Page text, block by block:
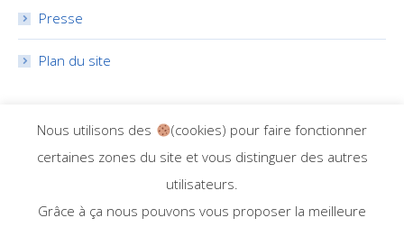
Presse
Plan du site
RÉSEAUX SOCIAUX
Nous utilisons des
(cookies) pour faire fonctionner
certaines zones du site et vous distinguer des autres
utilisateurs.
Grâce à ça nous pouvons vous proposer la meilleure